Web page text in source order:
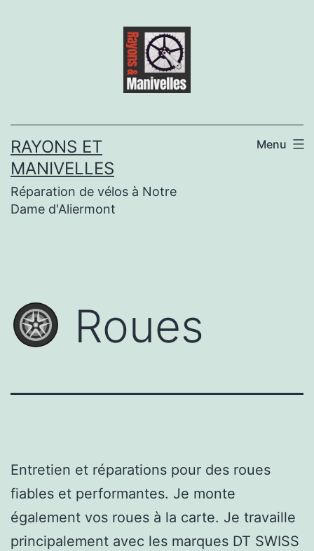
RAYONS ET
MANIVELLES
Réparation de vélos à Notre
Dame d'Aliermont
Menu
Roues
Entretien et réparations pour des roues
fiables et performantes. Je monte
également vos roues à la carte. Je travaille
principalement avec les marques DT SWISS